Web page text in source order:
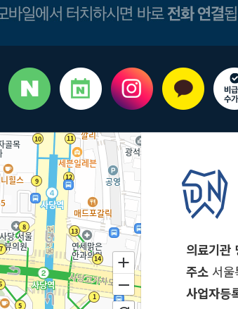
의료기관
주소 서
사업자등